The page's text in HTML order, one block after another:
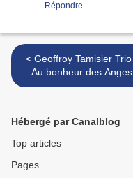
Répondre
< Geoffroy Tamisier Trio -
Au bonheur des Anges
Hébergé par Canalblog
Top articles
Pages